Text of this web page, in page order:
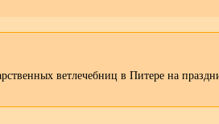
ветлечебниц в Питере на